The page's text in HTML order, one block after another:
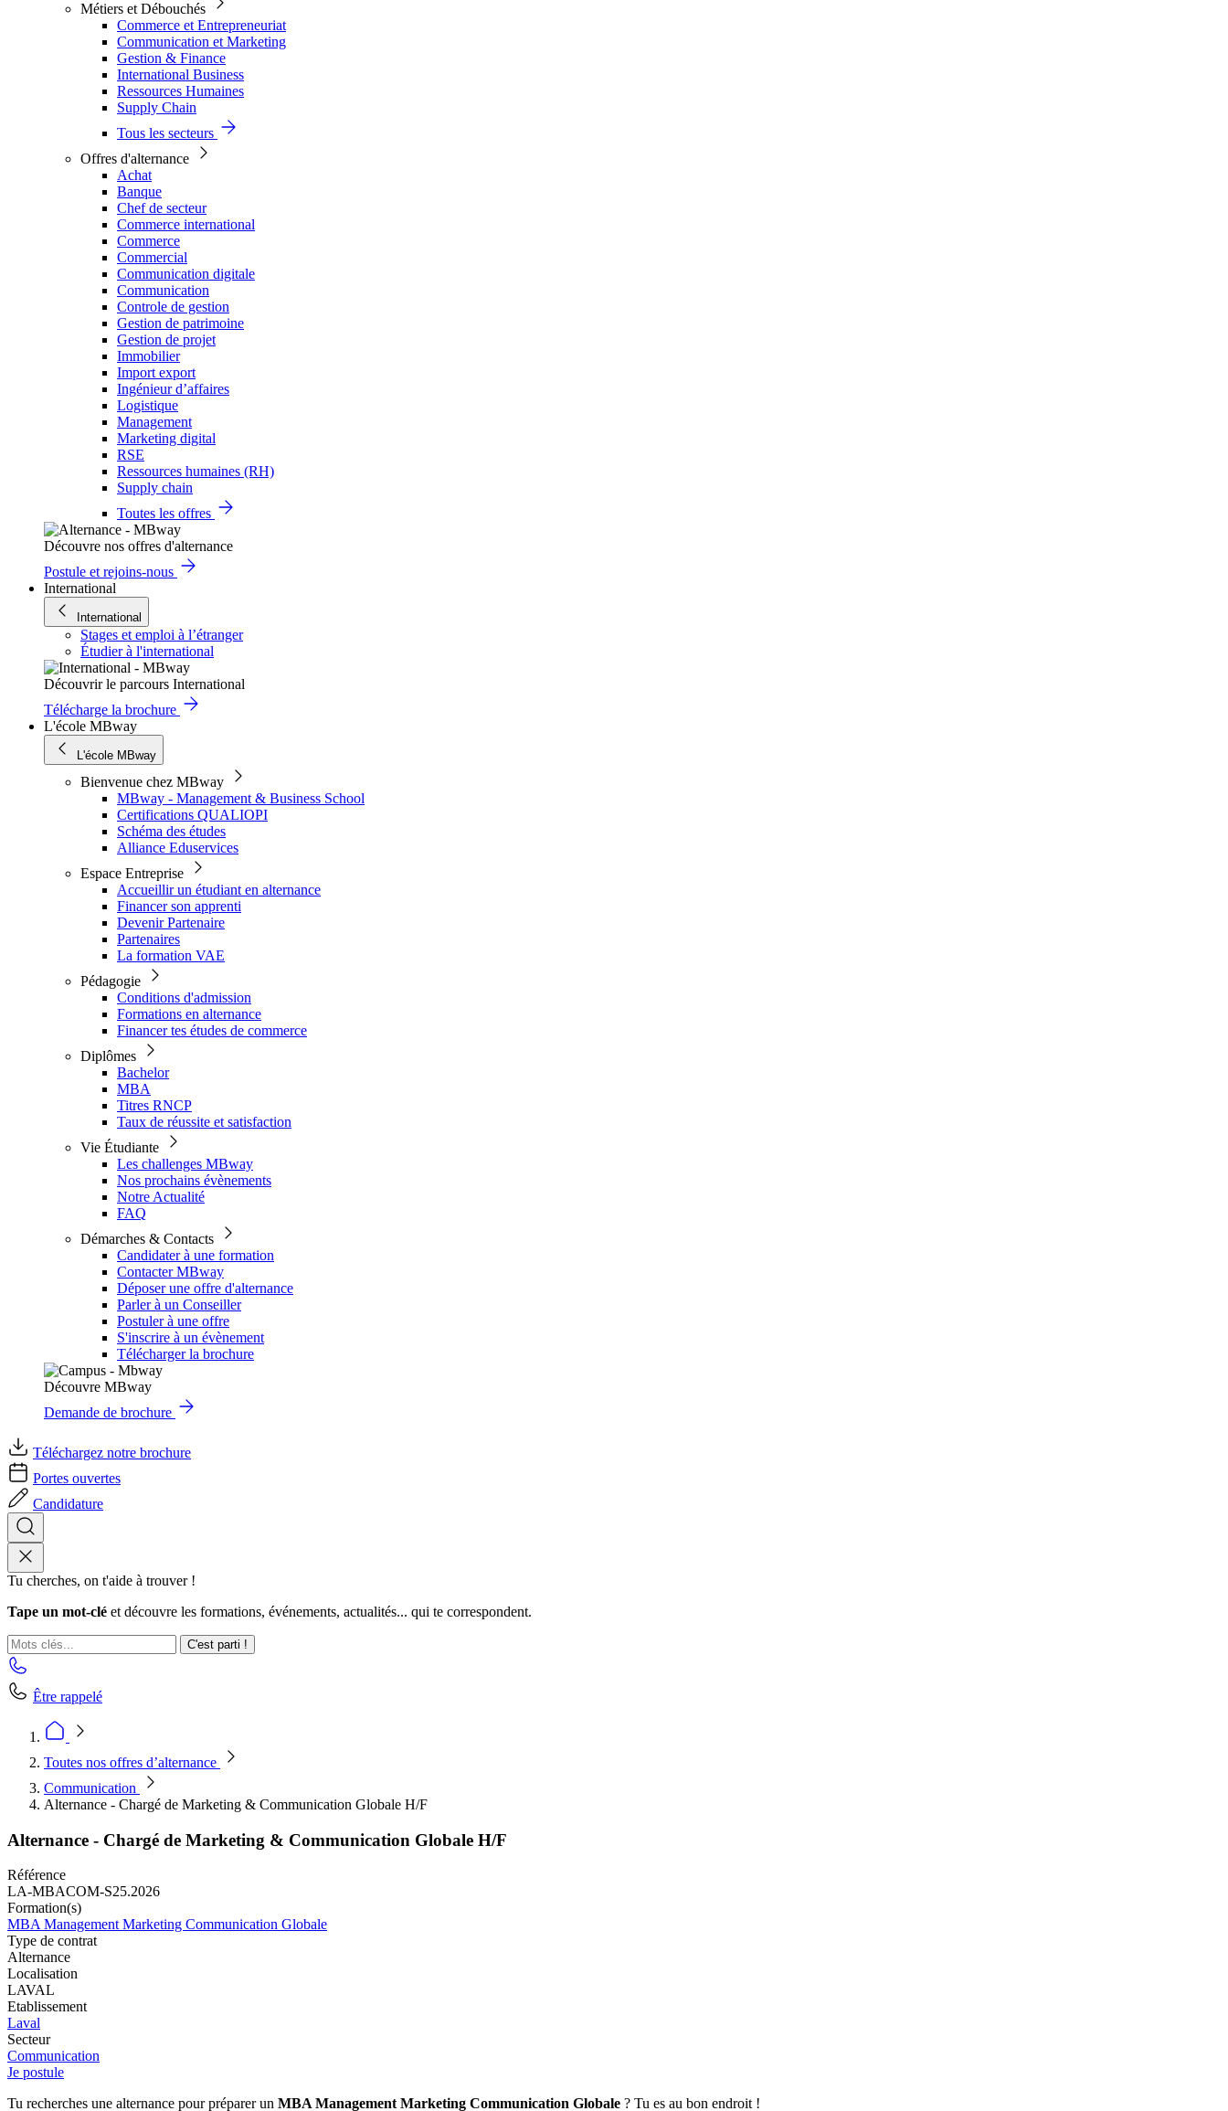
Métiers et Débouchés
Commerce et Entrepreneuriat
Communication et Marketing
Gestion & Finance
International Business
Ressources Humaines
Supply Chain
Tous les secteurs
Offres d'alternance
Achat
Banque
Chef de secteur
Commerce international
Commerce
Commercial
Communication digitale
Communication
Controle de gestion
Gestion de patrimoine
Gestion de projet
Immobilier
Import export
Ingénieur d’affaires
Logistique
Management
Marketing digital
RSE
Ressources humaines (RH)
Supply chain
Toutes les offres
Découvre nos offres d'alternance
Postule et rejoins-nous
International
International
Stages et emploi à l’étranger
Étudier à l'international
Découvrir le parcours International
Télécharge la brochure
L'école MBway
L'école MBway
Bienvenue chez MBway
MBway - Management & Business School
Certifications QUALIOPI
Schéma des études
Alliance Eduservices
Espace Entreprise
Accueillir un étudiant en alternance
Financer son apprenti
Devenir Partenaire
Partenaires
La formation VAE
Pédagogie
Conditions d'admission
Formations en alternance
Financer tes études de commerce
Diplômes
Bachelor
MBA
Titres RNCP
Taux de réussite et satisfaction
Vie Étudiante
Les challenges MBway
Nos prochains évènements
Notre Actualité
FAQ
Démarches & Contacts
Candidater à une formation
Contacter MBway
Déposer une offre d'alternance
Parler à un Conseiller
Postuler à une offre
S'inscrire à un évènement
Télécharger la brochure
Découvre MBway
Demande de brochure
Téléchargez notre brochure
Portes ouvertes
Candidature
Tu cherches, on t'aide à trouver !
Tape un mot-clé et découvre les formations, événements, actualités... qui te correspondent.
C'est parti !
Être rappelé
Toutes nos offres d’alternance
Communication
Alternance - Chargé de Marketing & Communication Globale H/F
Alternance - Chargé de Marketing & Communication Globale H/F
Référence
LA-MBACOM-S25.2026
Formation(s)
MBA Management Marketing Communication Globale
Type de contrat
Alternance
Localisation
LAVAL
Etablissement
Laval
Secteur
Communication
Je postule
Tu recherches une alternance pour préparer un MBA Management Marketing Communication Globale ? Tu es au bon endroit !